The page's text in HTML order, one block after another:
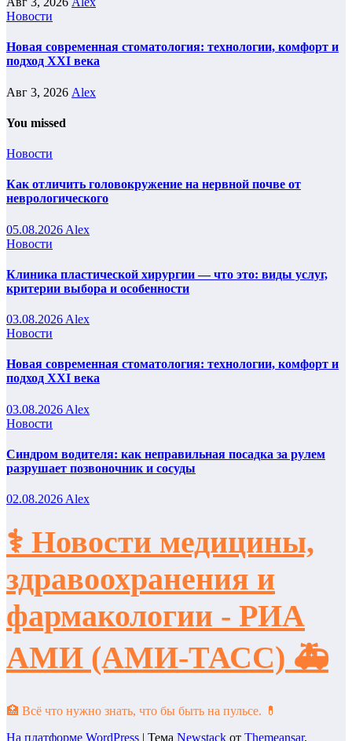
Новости
Новая современная стоматология: технологии, комфорт и
подход XXI века
Авг 3, 2026 Alex
You missed
Новости
Как отличить головокружение на нервной почве от
неврологического
05.08.2026 Alex
Новости
Клиника пластической хирургии — что это: виды услуг,
критерии выбора и особенности
03.08.2026 Alex
Новости
Новая современная стоматология: технологии, комфорт и
подход XXI века
03.08.2026 Alex
Новости
Синдром водителя: как неправильная посадка за рулем
разрушает позвоночник и сосуды
02.08.2026 Alex
⚕️ Новости медицины,
здравоохранения и
фармакологии - РИА
АМИ (АМИ-ТАСС) 🚑
🏥 Всё что нужно знать, что бы быть на пульсе. 💊
На платформе WordPress | Тема Newstack от Themeansar.